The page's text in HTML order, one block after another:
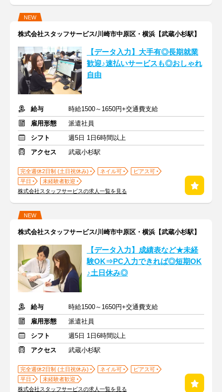
NEW
株式会社スタッフサービス/川崎市中原区・横浜【武蔵小杉駅】
【データ入力】大手有◎長期就業
歓迎♪速払いサービスも◎おしゃれ
自由
給与
時給1500～1650円+交通費支給
雇用形態
派遣社員
シフト
週5日 1日6時間以上
アクセス
武蔵小杉駅
完全週休2日制 (土日祝休み) ネイル可
ピアス可
平日
未経験者歓迎
株式会社スタッフサービスの求人一覧を見る
NEW
株式会社スタッフサービス/川崎市中原区・横浜【武蔵小杉駅】
【データ入力】成績表など★未経
験OK⇒PC入力できれば◎短期OK
♪土日休み◎
給与
時給1500～1650円+交通費支給
雇用形態
派遣社員
シフト
週5日 1日6時間以上
アクセス
武蔵小杉駅
完全週休2日制 (土日祝休み) ネイル可
ピアス可
平日
未経験者歓迎
株式会社スタッフサービスの求人一覧を見る